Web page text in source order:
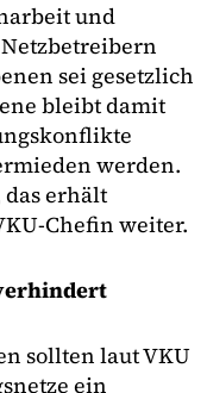
und
sei gesetzlich
bleibt damit
werden.
erhält
Chefin weiter.
sollten laut VKU
ein